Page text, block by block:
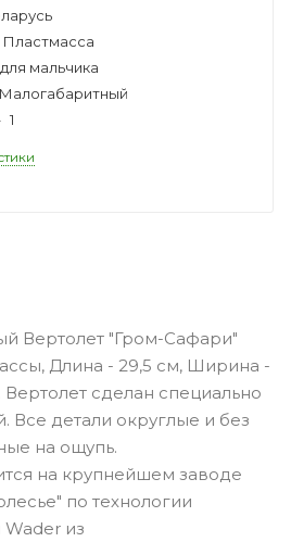
Пластмасса
для мальчика
Малогабаритный
1
Вертолет "Гром-Сафари"
Длина - 29,5 см, Ширина -
Вертолет сделан специально
Все детали округлые и без
на ощупь.
на крупнейшем заводе
по технологии
из